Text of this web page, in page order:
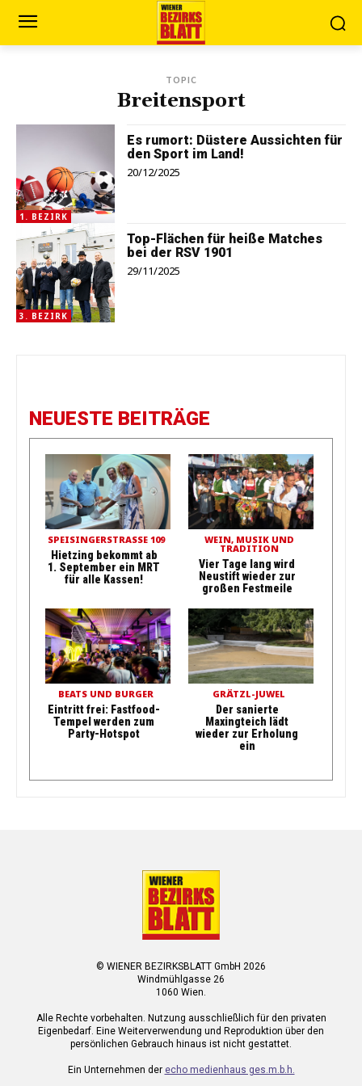
TOPIC
Breitensport
1. BEZIRK
Es rumort: Düstere Aussichten für
den Sport im Land!
20/12/2025
3. BEZIRK
Top-Flächen für heiße Matches
bei der RSV 1901
29/11/2025
NEUESTE BEITRÄGE
SPEISINGERSTRASSE 109
Hietzing bekommt ab
1. September ein MRT
für alle Kassen!
WEIN, MUSIK UND
TRADITION
Vier Tage lang wird
Neustift wieder zur
großen Festmeile
BEATS UND BURGER
Eintritt frei: Fastfood-
Tempel werden zum
Party-Hotspot
GRÄTZL-JUWEL
Der sanierte
Maxingteich lädt
wieder zur Erholung
ein
© WIENER BEZIRKSBLATT GmbH 2026
Windmühlgasse 26
1060 Wien.
Alle Rechte vorbehalten. Nutzung ausschließlich für den privaten
Eigenbedarf. Eine Weiterverwendung und Reproduktion über den
persönlichen Gebrauch hinaus ist nicht gestattet.
Ein Unternehmen der echo medienhaus ges.m.b.h.